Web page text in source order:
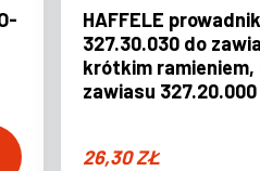
HAFFELE prowadnik
327.30.030 do
krótkim ramieniem,
zawiasu 327.20.000
26,30ZŁ